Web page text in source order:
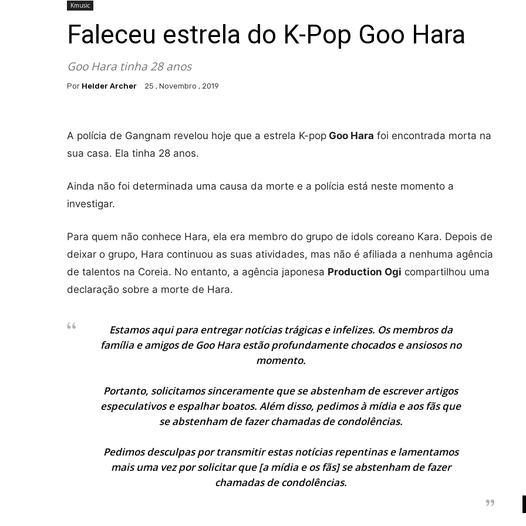
Kmusic
Faleceu estrela do K-Pop Goo Hara
Goo Hara tinha 28 anos
Por Helder Archer 25 , Novembro , 2019
A polícia de Gangnam revelou hoje que a estrela K-pop Goo Hara foi encontrada morta na
sua casa. Ela tinha 28 anos.
Ainda não foi determinada uma causa da morte e a polícia está neste momento a
investigar.
Para quem não conhece Hara, ela era membro do grupo de idols coreano Kara. Depois de
deixar o grupo, Hara continuou as suas atividades, mas não é afiliada a nenhuma agência
de talentos na Coreia. No entanto, a agência japonesa Production Ogi compartilhou uma
declaração sobre a morte de Hara.
Estamos aqui para entregar notícias trágicas e infelizes. Os membros da
família e amigos de Goo Hara estão profundamente chocados e ansiosos no
momento.
Portanto, solicitamos sinceramente que se abstenham de escrever artigos
especulativos e espalhar boatos. Além disso, pedimos à mídia e aos fãs que
se abstenham de fazer chamadas de condolências.
Pedimos desculpas por transmitir estas notícias repentinas e lamentamos
mais uma vez por solicitar que [a mídia e os fãs] se abstenham de fazer
chamadas de condolências.